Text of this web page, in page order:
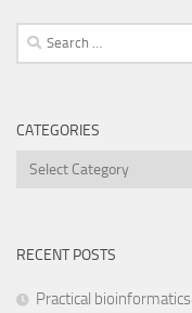
Search
for:
CATEGORIES
Categories
RECENT POSTS
Practical bioinformatics